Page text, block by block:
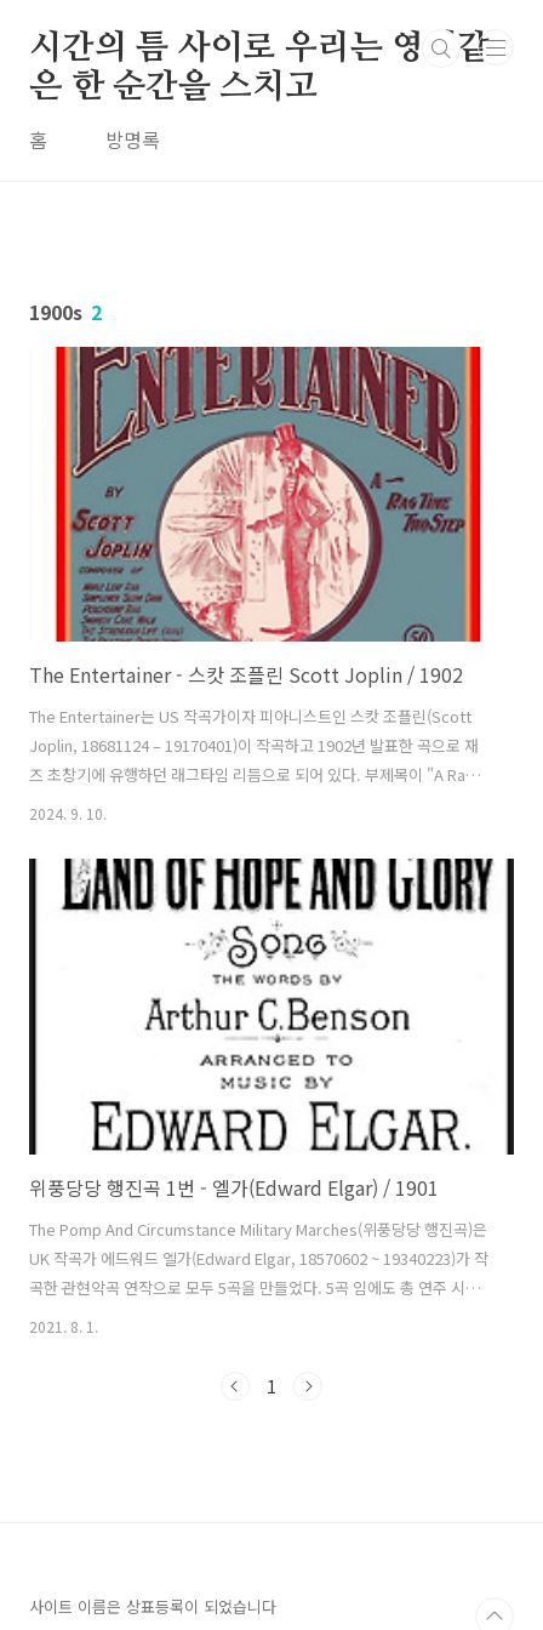
시간의 틈 사이로 우리는 영원같
은 한 순간을 스치고
홈 방명록
1900s 2
The Entertainer - 스캇 조플린 Scott Joplin / 1902
The Entertainer는 US 작곡가이자 피아니스트인 스캇 조플린(Scott
Joplin, 18681124 – 19170401)이 작곡하고 1902년 발표한 곡으로 재
즈 초창기에 유행하던 래그타임 리듬으로 되어 있다. 부제목이 "A Rag
Time Two Step"으로, 이는 약 1991년까지 인기를 끌었던 춤의 형식을
다. 곡의 구조는 AA BB A CC DD로 되어 있고 기본적으로는 다장조의 스
케일로 만들어졌다. 하지만 C부분으로 가면 바장조로 갔다가 D부분에서
는 다시 다장조로 옮겨간다. B부분에서는 한 옥타브 높게 반복된다. 최초
의 녹음은 1928년 래그 타임 밴드 블루 보이즈(The Blue Boys)가 만돌
2024. 9. 10.
위풍당당 행진곡 1번 - 엘가(Edward Elgar) / 1901
The Pomp And Circumstance Military Marches(위풍당당 행진곡)은
UK 작곡가 에드워드 엘가(Edward Elgar, 18570602 ~ 19340223)가 작
곡한 관현악곡 연작으로 모두 5곡을 만들었다. 5곡 임에도 총 연주 시간
은 28여분에 불과하다. 1번에서 4번은 1901년에서 1907년 사이, 5번은
UK 작곡가 안토니 페인(Anthony Payne)이 2005년에서 2006년까지 마
2021. 8. 1.
1
사이트 이름은 상표등록이 되었습니다